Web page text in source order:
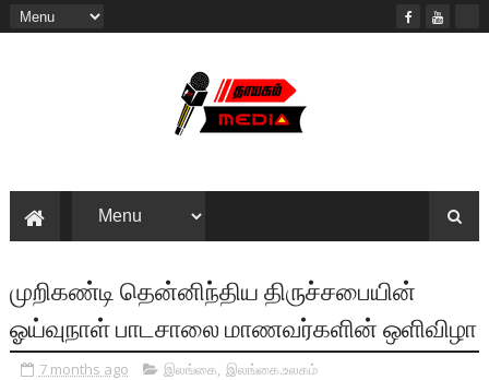
முறிகண்டி தென்னிந்திய திருச்சபையின்
ஓய்வுநாள் பாடசாலை மாணவர்களின் ஒளிவிழா
7 months ago இலங்கை, இலங்கை.உலகம்